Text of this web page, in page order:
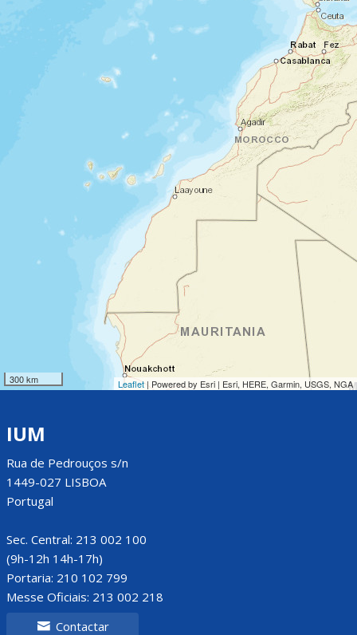
300 km Leaflet| Powered by Esri | Esri, HERE, Garmin, USGS, NGA
IUM
Rua de Pedrouços s/n
1449-027 LISBOA
Portugal
Sec. Central: 213 002 100
(9h-12h 14h-17h)
Portaria: 210 102 799
Messe Oficiais: 213 002 218
Contactar